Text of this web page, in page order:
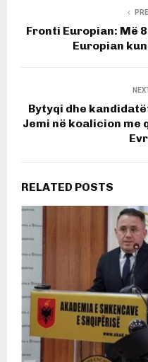
Fronti Europian: Më
Europian
Bytyqi dhe
Jemi në koalicion me
RELATED POSTS